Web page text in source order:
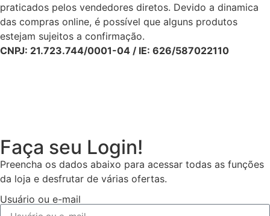
praticados pelos vendedores diretos. Devido a dinamica
das compras online, é possível que alguns produtos
estejam sujeitos a confirmação.
CNPJ: 21.723.744/0001-04 / IE: 626/587022110
Faça seu Login!
Preencha os dados abaixo para acessar todas as funções
da loja e desfrutar de várias ofertas.
Usuário ou e-mail